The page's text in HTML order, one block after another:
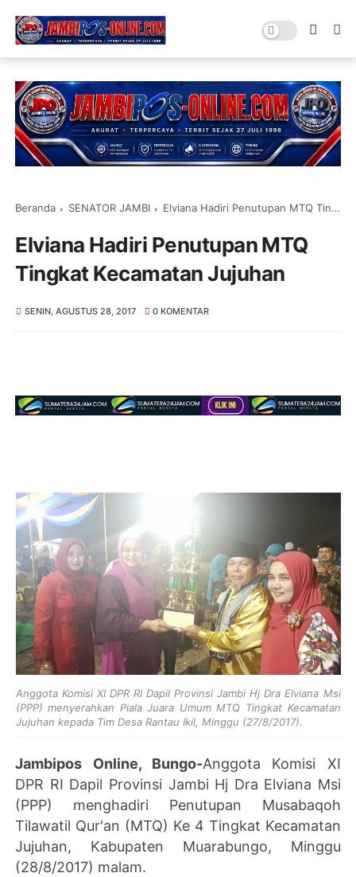
Beranda SENATOR JAMBI Elviana Hadiri Penutupan MTQ Tingkat Kecamatan Jujuhan
Elviana Hadiri Penutupan MTQ
Tingkat Kecamatan Jujuhan
SENIN, AGUSTUS 28, 2017 0 KOMENTAR
Anggota Komisi XI DPR RI Dapil Provinsi Jambi Hj Dra Elviana Msi
(PPP) menyerahkan Piala Juara Umum MTQ Tingkat Kecamatan
Jujuhan kepada Tim Desa Rantau Ikil, Minggu (27/8/2017).
Jambipos Online, Bungo-Anggota Komisi XI
DPR RI Dapil Provinsi Jambi Hj Dra Elviana Msi
(PPP) menghadiri Penutupan Musabaqoh
Tilawatil Qur'an (MTQ) Ke 4 Tingkat Kecamatan
Jujuhan, Kabupaten Muarabungo, Minggu
(28/8/2017) malam.